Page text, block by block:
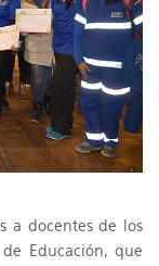
a docentes de los
Educación, que